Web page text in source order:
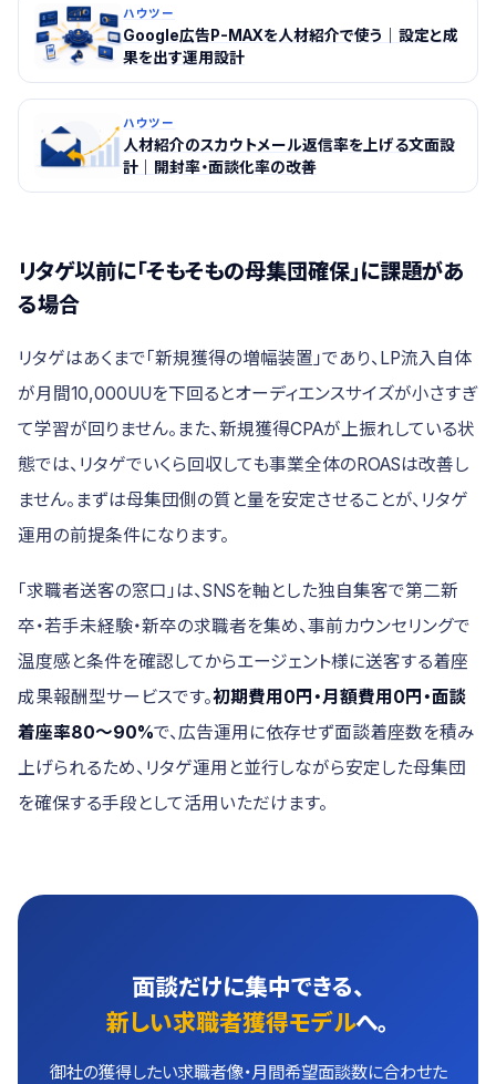
ハウツー
Google広告P-MAXを人材紹介で使う｜設定と成
果を出す運用設計
ハウツー
人材紹介のスカウトメール返信率を上げる文面設
計｜開封率・面談化率の改善
リタゲ以前に「そもそもの母集団確保」に課題があ
る場合
リタゲはあくまで「新規獲得の増幅装置」であり、LP流入自体
が月間10,000UUを下回るとオーディエンスサイズが小さすぎ
て学習が回りません。また、新規獲得CPAが上振れしている状
態では、リタゲでいくら回収しても事業全体のROASは改善し
ません。まずは母集団側の質と量を安定させることが、リタゲ
運用の前提条件になります。
「求職者送客の窓口」は、SNSを軸とした独自集客で第二新
卒・若手未経験・新卒の求職者を集め、事前カウンセリングで
温度感と条件を確認してからエージェント様に送客する着座
成果報酬型サービスです。初期費用0円・月額費用0円・面談
着座率80〜90%で、広告運用に依存せず面談着座数を積み
上げられるため、リタゲ運用と並行しながら安定した母集団
を確保する手段として活用いただけます。
面談だけに集中できる、
新しい求職者獲得モデルへ。
御社の獲得したい求職者像・月間希望面談数に合わせた